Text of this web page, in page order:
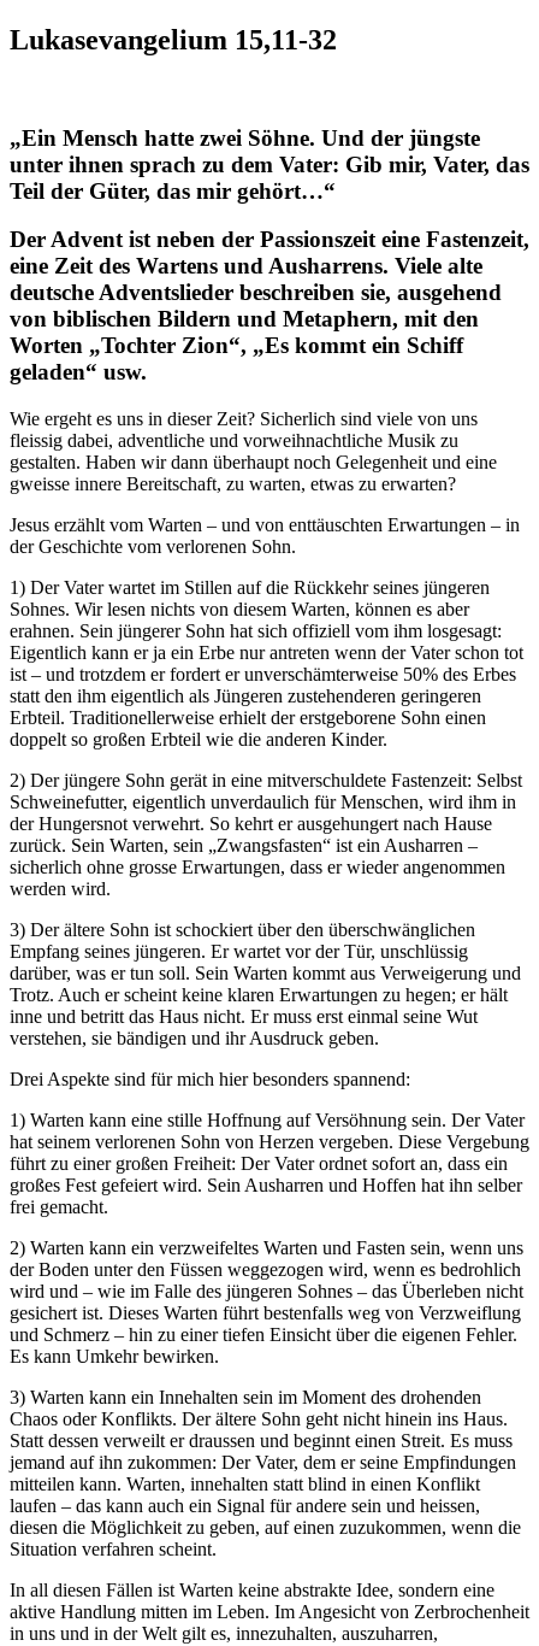
Lukasevangelium 15,11-32
„Ein Mensch hatte zwei Söhne. Und der jüngste
unter ihnen sprach zu dem Vater: Gib mir, Vater, das
Teil der Güter, das mir gehört…“
Der Advent ist neben der Passionszeit eine Fastenzeit,
eine Zeit des Wartens und Ausharrens. Viele alte
deutsche Adventslieder beschreiben sie, ausgehend
von biblischen Bildern und Metaphern, mit den
Worten „Tochter Zion“, „Es kommt ein Schiff
geladen“ usw.
Wie ergeht es uns in dieser Zeit? Sicherlich sind viele von uns
fleissig dabei, adventliche und vorweihnachtliche Musik zu
gestalten. Haben wir dann überhaupt noch Gelegenheit und eine
gweisse innere Bereitschaft, zu warten, etwas zu erwarten?
Jesus erzählt vom Warten – und von enttäuschten Erwartungen – in
der Geschichte vom verlorenen Sohn.
1) Der Vater wartet im Stillen auf die Rückkehr seines jüngeren
Sohnes. Wir lesen nichts von diesem Warten, können es aber
erahnen. Sein jüngerer Sohn hat sich offiziell vom ihm losgesagt:
Eigentlich kann er ja ein Erbe nur antreten wenn der Vater schon tot
ist – und trotzdem er fordert er unverschämterweise 50% des Erbes
statt den ihm eigentlich als Jüngeren zustehenderen geringeren
Erbteil. Traditionellerweise erhielt der erstgeborene Sohn einen
doppelt so großen Erbteil wie die anderen Kinder.
2) Der jüngere Sohn gerät in eine mitverschuldete Fastenzeit: Selbst
Schweinefutter, eigentlich unverdaulich für Menschen, wird ihm in
der Hungersnot verwehrt. So kehrt er ausgehungert nach Hause
zurück. Sein Warten, sein „Zwangsfasten“ ist ein Ausharren –
sicherlich ohne grosse Erwartungen, dass er wieder angenommen
werden wird.
3) Der ältere Sohn ist schockiert über den überschwänglichen
Empfang seines jüngeren. Er wartet vor der Tür, unschlüssig
darüber, was er tun soll. Sein Warten kommt aus Verweigerung und
Trotz. Auch er scheint keine klaren Erwartungen zu hegen; er hält
inne und betritt das Haus nicht. Er muss erst einmal seine Wut
verstehen, sie bändigen und ihr Ausdruck geben.
Drei Aspekte sind für mich hier besonders spannend:
1) Warten kann eine stille Hoffnung auf Versöhnung sein. Der Vater
hat seinem verlorenen Sohn von Herzen vergeben. Diese Vergebung
führt zu einer großen Freiheit: Der Vater ordnet sofort an, dass ein
großes Fest gefeiert wird. Sein Ausharren und Hoffen hat ihn selber
frei gemacht.
2) Warten kann ein verzweifeltes Warten und Fasten sein, wenn uns
der Boden unter den Füssen weggezogen wird, wenn es bedrohlich
wird und – wie im Falle des jüngeren Sohnes – das Überleben nicht
gesichert ist. Dieses Warten führt bestenfalls weg von Verzweiflung
und Schmerz – hin zu einer tiefen Einsicht über die eigenen Fehler.
Es kann Umkehr bewirken.
3) Warten kann ein Innehalten sein im Moment des drohenden
Chaos oder Konflikts. Der ältere Sohn geht nicht hinein ins Haus.
Statt dessen verweilt er draussen und beginnt einen Streit. Es muss
jemand auf ihn zukommen: Der Vater, dem er seine Empfindungen
mitteilen kann. Warten, innehalten statt blind in einen Konflikt
laufen – das kann auch ein Signal für andere sein und heissen,
diesen die Möglichkeit zu geben, auf einen zuzukommen, wenn die
Situation verfahren scheint.
In all diesen Fällen ist Warten keine abstrakte Idee, sondern eine
aktive Handlung mitten im Leben. Im Angesicht von Zerbrochenheit
in uns und in der Welt gilt es, innezuhalten, auszuharren,